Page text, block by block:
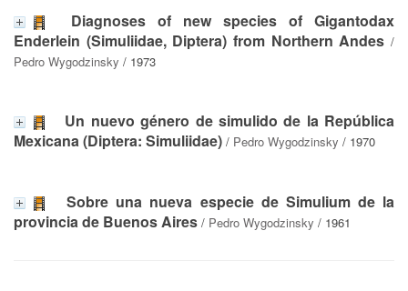
Diagnoses of new species of Gigantodax
Enderlein (Simuliidae, Diptera) from Northern Andes /
Pedro Wygodzinsky / 1973
Un nuevo género de simulido de la República
Mexicana (Diptera: Simuliidae) / Pedro Wygodzinsky / 1970
Sobre una nueva especie de Simulium de la
provincia de Buenos Aires / Pedro Wygodzinsky / 1961